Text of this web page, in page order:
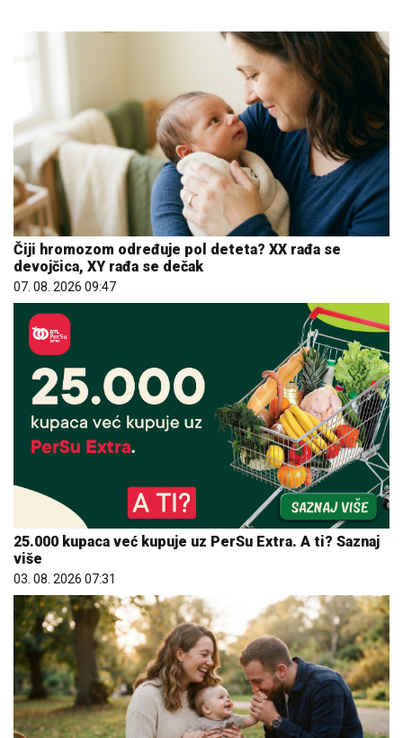
Čiji hromozom određuje pol deteta? XX rađa se
devojčica, XY rađa se dečak
07. 08. 2026 09:47
25.000 kupaca već kupuje uz PerSu Extra. A ti? Saznaj
više
03. 08. 2026 07:31